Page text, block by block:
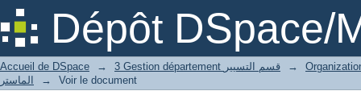
Dépôt DSpace/
L'Impact de l'implication du
Accueil de DSpace → 3 Gestion département قسم التسيير
→
الماستر
→ Voir le document